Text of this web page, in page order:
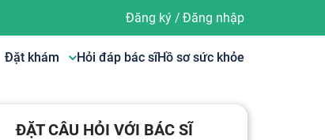
Đăng ký/ Đăng nhập
Đặt khám Hỏi đáp bác sĩHồ sơ sức khỏe
ĐẶT CÂU HỎI VỚI BÁC SĨ